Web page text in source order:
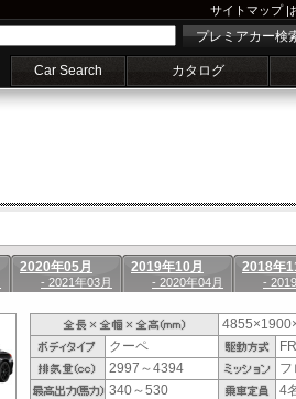
サイトマップ|
プレミアカー検
Car Search カタログ
2020年05月
- 2021年03月
2019年10月
- 2020年04月
2018年
-
クーペ
2997～4394
フ
340～530
4